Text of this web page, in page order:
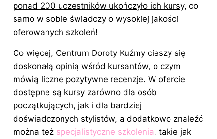
ponad 200 uczestników ukończyło ich kursy, co
samo w sobie świadczy o wysokiej jakości
oferowanych szkoleń!
Co więcej, Centrum Doroty Kuźmy cieszy się
doskonałą opinią wśród kursantów, o czym
mówią liczne pozytywne recenzje. W ofercie
dostępne są kursy zarówno dla osób
początkujących, jak i dla bardziej
doświadczonych stylistów, a dodatkowo znaleźć
można też specjalistyczne szkolenia, takie jak